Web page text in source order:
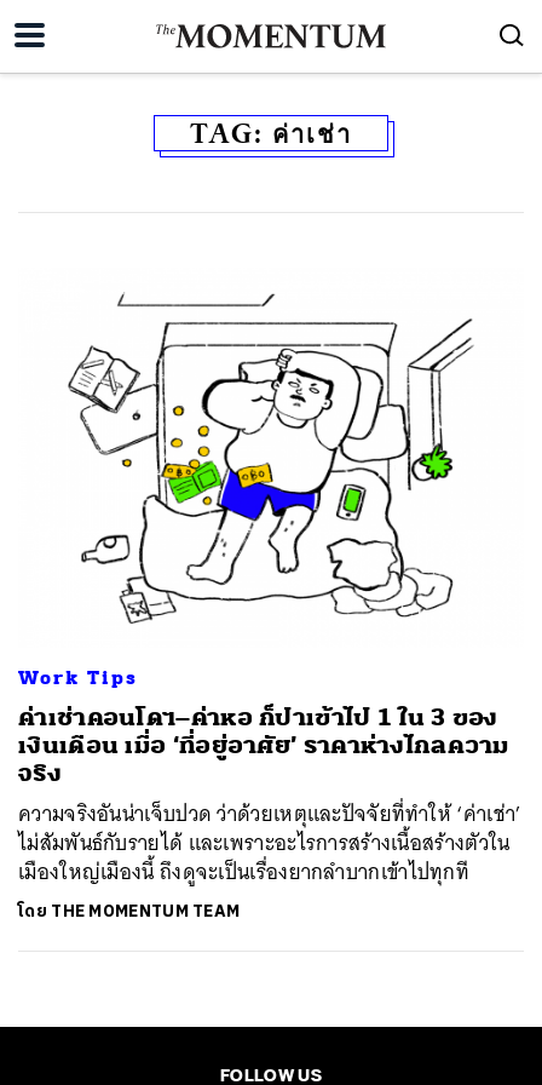
TAG: ค่าเช่า
Work Tips
ค่าเช่าคอนโดฯ–ค่าหอ ก็ปาเข้าไป 1 ใน 3 ของ
เงินเดือน เมื่อ ‘ที่อยู่อาศัย’ ราคาห่างไกลความ
จริง
ความจริงอันน่าเจ็บปวด ว่าด้วยเหตุและปัจจัยที่ทำให้ ‘ค่าเช่า’
ไม่สัมพันธ์กับรายได้ และเพราะอะไรการสร้างเนื้อสร้างตัวใน
เมืองใหญ่เมืองนี้ ถึงดูจะเป็นเรื่องยากลำบากเข้าไปทุกที
โดย THE MOMENTUM TEAM
FOLLOW US